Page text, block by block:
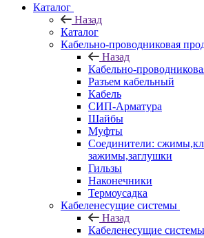
Каталог
Назад
Каталог
Кабельно-проводниковая
Назад
Кабельно-
Разъем кабельный
Кабель
СИП-Арматура
Шайбы
Муфты
Соединители:
зажимы,заглушки
Гильзы
Наконечники
Термоусадка
Кабеленесущие системы
Назад
Кабеленесущие системы